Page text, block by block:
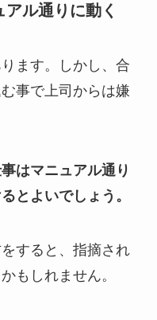
ル通りに動く
ます。しかし、合
事で上司からは嫌
はマニュアル通り
とよいでしょう。
すると、指摘され
もしれません。